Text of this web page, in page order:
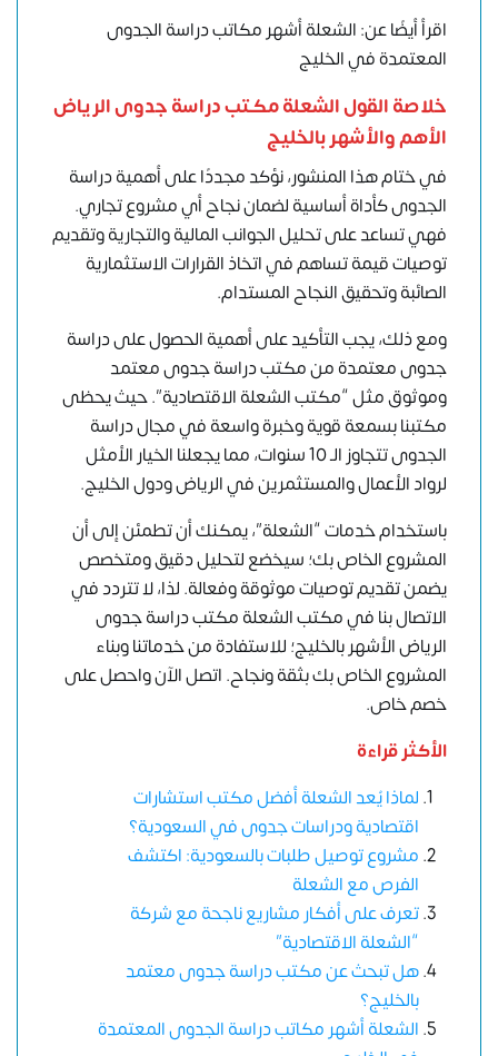
اقرأ أيضًا عن: الشعلة أشهر مكاتب دراسة الجدوى
المعتمدة في الخليج
خلاصة القول الشعلة مكتب دراسة جدوى الرياض
الأهم والأشهر بالخليج
في ختام هذا المنشور، نؤكد مجددًا على أهمية دراسة
الجدوى كأداة أساسية لضمان نجاح أي مشروع تجاري.
فهي تساعد على تحليل الجوانب المالية والتجارية وتقديم
توصيات قيمة تساهم في اتخاذ القرارات الاستثمارية
الصائبة وتحقيق النجاح المستدام.
ومع ذلك، يجب التأكيد على أهمية الحصول على دراسة
جدوى معتمدة من مكتب دراسة جدوى معتمد
وموثوق مثل “مكتب الشعلة الاقتصادية”. حيث يحظى
مكتبنا بسمعة قوية وخبرة واسعة في مجال دراسة
الجدوى تتجاوز الـ 10 سنوات، مما يجعلنا الخيار الأمثل
لرواد الأعمال والمستثمرين في الرياض ودول الخليج.
باستخدام خدمات “الشعلة”، يمكنك أن تطمئن إلى أن
المشروع الخاص بك؛ سيخضع لتحليل دقيق ومتخصص
يضمن تقديم توصيات موثوقة وفعالة. لذا، لا تتردد في
الاتصال بنا في مكتب الشعلة مكتب دراسة جدوى
الرياض الأشهر بالخليج؛ للاستفادة من خدماتنا وبناء
المشروع الخاص بك بثقة ونجاح.اتصل الآن واحصل على
خصم خاص.
الأكثر قراءة
لماذا يُعدُّ الشعلة أفضل مكتب استشارات
اقتصادية ودراسات جدوى في السعودية؟
مشروع توصيل طلبات بالسعودية: اكتشف
الفرص مع الشعلة
تعرف على أفكار مشاريع ناجحة مع شركة
“الشعلة الاقتصادية”
هل تبحث عن مكتب دراسة جدوى معتمد
بالخليج؟
الشعلة أشهر مكاتب دراسة الجدوى المعتمدة